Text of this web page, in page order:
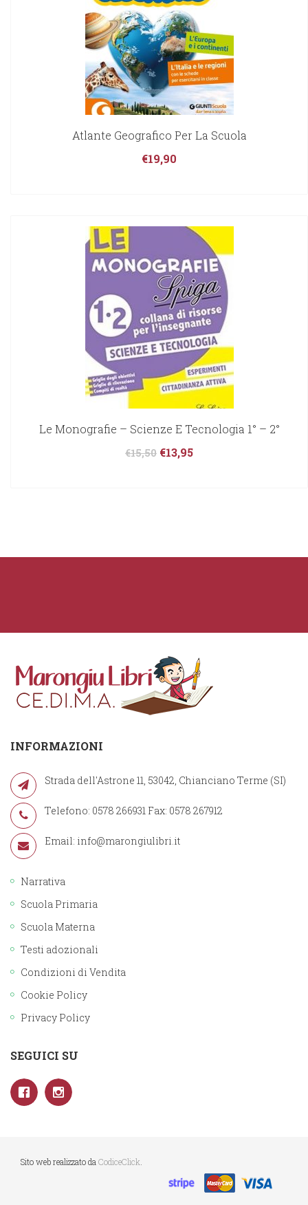
Atlante Geografico Per La Scuola
€19,90
Le Monografie – Scienze E Tecnologia 1° – 2°
€15,50 €13,95
INFORMAZIONI
Strada dell'Astrone 11, 53042, Chianciano Terme (SI)
Telefono: 0578 266931 Fax: 0578 267912
Email: info@marongiulibri.it
Narrativa
Scuola Primaria
Scuola Materna
Testi adozionali
Condizioni di Vendita
Cookie Policy
Privacy Policy
SEGUICI SU
Sito web realizzato da CodiceClick